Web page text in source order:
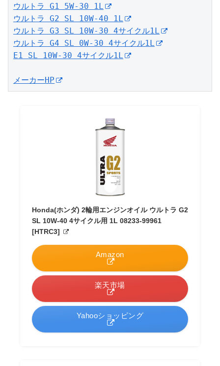
ウルトラ G1 5W-30 1L
ウルトラ G2 SL 10W-40 1L
ウルトラ G3 SL 10W-30 4サイクル1L
ウルトラ G4 SL 0W-30 4サイクル1L
E1 SL 10W-30 4サイクル1L
メーカーHP
Honda(ホンダ) 2輪用エンジンオイル ウルトラ G2
SL 10W-40 4サイクル用 1L 08233-99961
[HTRC3]
Amazon
楽天市場
Yahooショッピング